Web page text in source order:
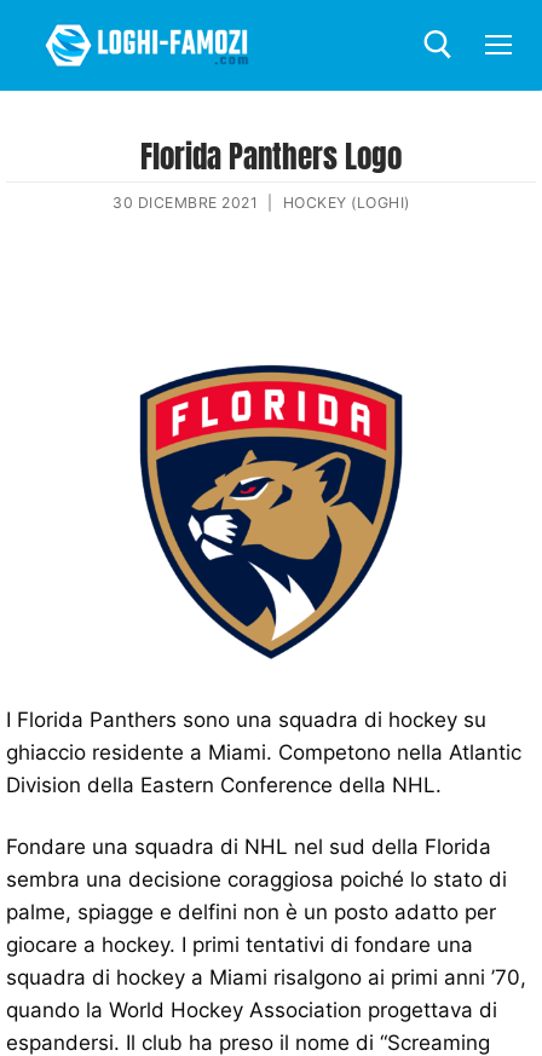
Florida Panthers Logo
30 DICEMBRE 2021 HOCKEY (LOGHI)
I Florida Panthers sono una squadra di hockey su
ghiaccio residente a Miami. Competono nella Atlantic
Division della Eastern Conference della NHL.
Fondare una squadra di NHL nel sud della Florida
sembra una decisione coraggiosa poiché lo stato di
palme, spiagge e delfini non è un posto adatto per
giocare a hockey. I primi tentativi di fondare una
squadra di hockey a Miami risalgono ai primi anni ’70,
quando la World Hockey Association progettava di
espandersi. Il club ha preso il nome di “Screaming